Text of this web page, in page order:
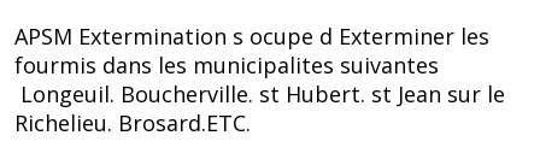
APSM Extermination s ocupe d Exterminer les
fourmis dans les municipalites suivantes
Longeuil. Boucherville. st Hubert. st Jean sur le
Richelieu. Brosard.ETC.